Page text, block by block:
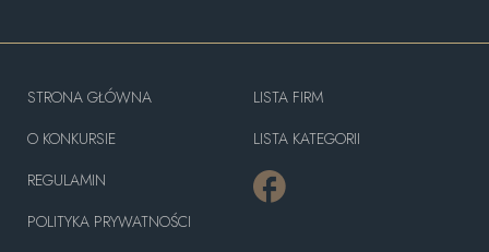
STRONA GŁÓWNA
O KONKURSIE
REGULAMIN
POLITYKA PRYWATNOŚCI
LISTA FIRM
LISTA KATEGORII